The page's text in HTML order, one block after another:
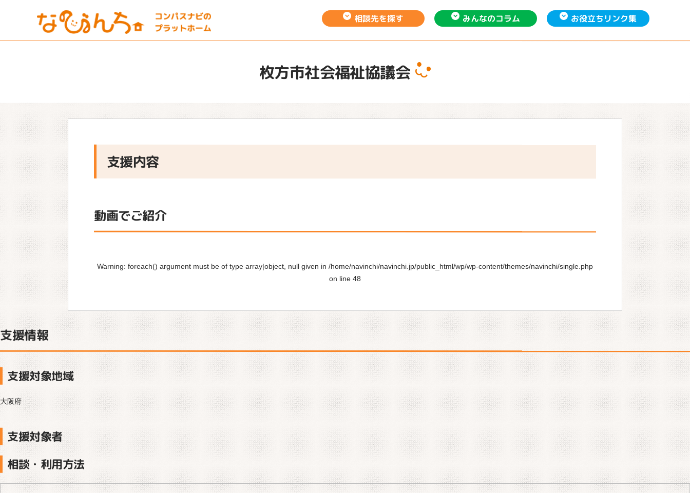
相談先を探す みんなのコラム お役立ちリンク集
枚方市社会福祉協議会
支援内容
動画でご紹介
Warning: foreach() argument must be of type array|object, null given in /home/navinchi/navinchi.jp/public_html/wp/wp-content/themes/navinchi/single.php
on line 48
支援情報
支援対象地域
大阪府
支援対象者
相談・利用方法